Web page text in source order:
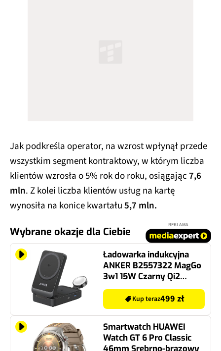
Jak podkreśla operator, na wzrost wpłynął przede
wszystkim segment kontraktowy, w którym liczba
klientów wzrosła o 5% rok do roku, osiągając7,6
mln. Z kolei liczba klientów usług na kartę
wynosiła na konice kwartału5,7 mln.
Wybrane okazje dla Ciebie
REKLAMA
Ładowarka indukcyjna
ANKER B2557322 MagGo
3w1 15W Czarny Qi2
MagSafe
Kup teraz499 zł
Smartwatch HUAWEI
Watch GT 6 Pro Classic
46mm Srebrno-brązowy